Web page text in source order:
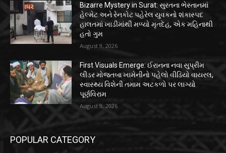
Bizarre Mystery in Surat: સુરતના ભેસ્તાનમાં
હેલ્મેટ અને રેનકોટ પહેરેલ યુવકનો શંકાસ્પદ
હાલતમાં ખાડીમાંથી મળ્યો મૃતદેહ, એક મહિનાથી
હતો ગુમ
August 9, 2026
First Visuals Emerge: ઈરાનના નવા સુપ્રીમ
લીડર મોજતબા ખામેનીનો પહેલો વીડિયો વાયરલ,
સ્વાસ્થ્ય વિશેની તમામ અટકળો પર લાગ્યો
પૂર્ણવિરામ
August 9, 2026
POPULAR CATEGORY